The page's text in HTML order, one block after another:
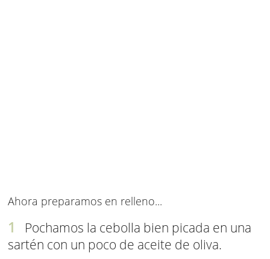
Ahora preparamos en relleno...
Pochamos la cebolla bien picada en una
sartén con un poco de aceite de oliva.